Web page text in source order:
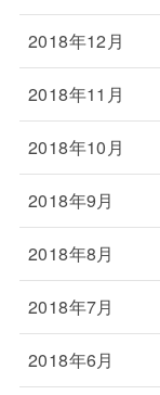
2018年12月
2018年11月
2018年10月
2018年9月
2018年8月
2018年7月
2018年6月